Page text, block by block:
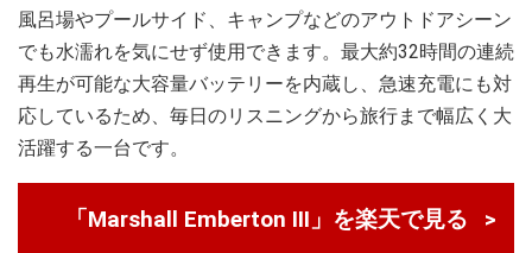
風呂場やプールサイド、キャンプなどのアウトドアシーン
でも水濡れを気にせず使用できます。最大約32時間の連続
再生が可能な大容量バッテリーを内蔵し、急速充電にも対
応しているため、毎日のリスニングから旅行まで幅広く大
活躍する一台です。
「Marshall Emberton III」を楽天で見る